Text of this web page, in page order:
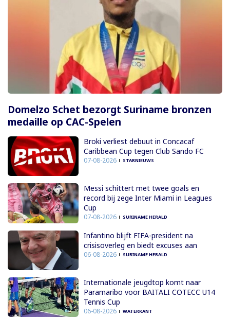
Domelzo Schet bezorgt Suriname bronzen
medaille op CAC-Spelen
Broki verliest debuut in Concacaf
Caribbean Cup tegen Club Sando FC
07-08-2026 STARNIEUWS
Messi schittert met twee goals en
record bij zege Inter Miami in Leagues
Cup
07-08-2026 SURINAME HERALD
Infantino blijft FIFA-president na
crisisoverleg en biedt excuses aan
06-08-2026 SURINAME HERALD
Internationale jeugdtop komt naar
Paramaribo voor BAITALI COTECC U14
Tennis Cup
06-08-2026 WATERKANT